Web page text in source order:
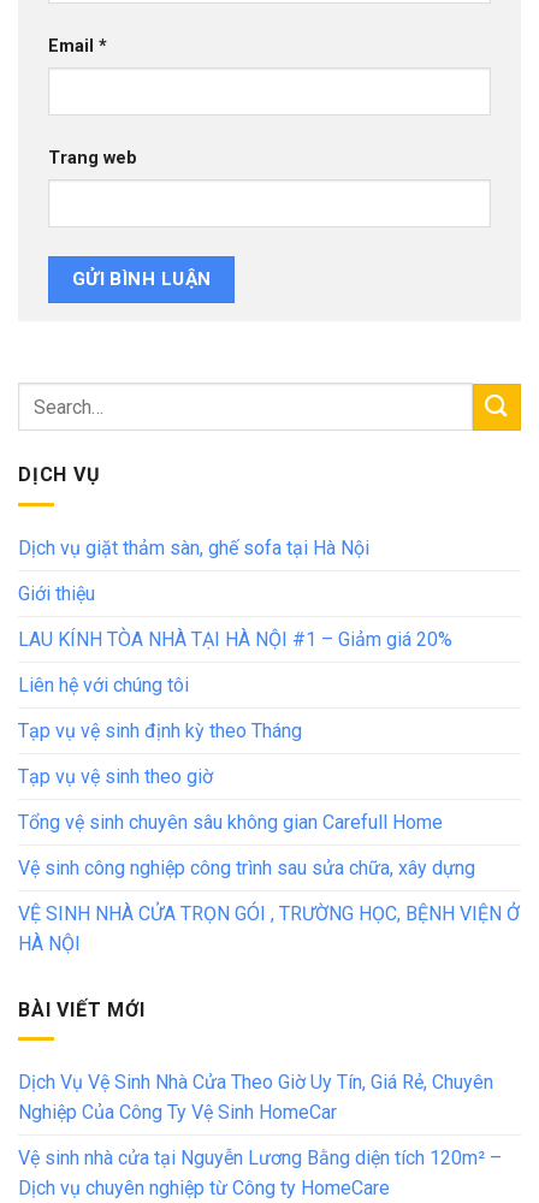
Email *
Trang web
DỊCH VỤ
Dịch vụ giặt thảm sàn, ghế sofa tại Hà Nội
Giới thiệu
LAU KÍNH TÒA NHÀ TẠI HÀ NỘI #1 – Giảm giá 20%
Liên hệ với chúng tôi
Tạp vụ vệ sinh định kỳ theo Tháng
Tạp vụ vệ sinh theo giờ
Tổng vệ sinh chuyên sâu không gian Carefull Home
Vệ sinh công nghiệp công trình sau sửa chữa, xây dựng
VỆ SINH NHÀ CỬA TRỌN GÓI , TRƯỜNG HỌC, BỆNH VIỆN Ở
HÀ NỘI
BÀI VIẾT MỚI
Dịch Vụ Vệ Sinh Nhà Cửa Theo Giờ Uy Tín, Giá Rẻ, Chuyên
Nghiệp Của Công Ty Vệ Sinh HomeCar
Vệ sinh nhà cửa tại Nguyễn Lương Bằng diện tích 120m² –
Dịch vụ chuyên nghiệp từ Công ty HomeCare